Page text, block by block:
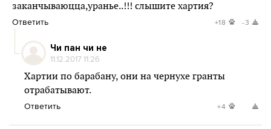
заканчываюцца,уранье..!!! слышите хартия?
Ответить +18 -3
Чи пан чи не
11.12.2017 11:26
Хартии по барабану, они на чернухе гранты
отрабатывают.
Ответить +4